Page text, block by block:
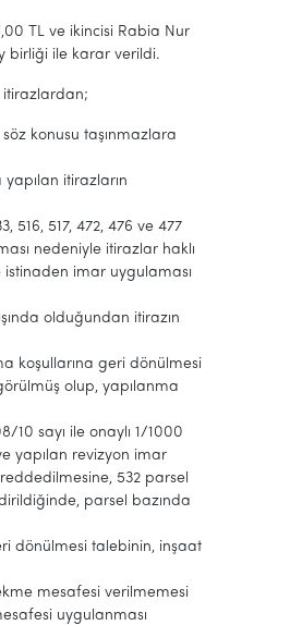
TL ve ikincisi Rabia Nur
birliği ile karar verildi.
itirazlardan;
konusu taşınmazlara
itirazların
516, 517, 472, 476 ve 477
nedeniyle itirazlar haklı
imar uygulaması
olduğundan itirazın
koşullarına geri dönülmesi
olup, yapılanma
sayı ile onaylı 1/1000
yapılan revizyon imar
532 parsel
parsel bazında
dönülmesi talebinin, inşaat
mesafesi verilmemesi
uygulanması